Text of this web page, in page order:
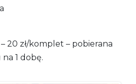
20 zł/komplet – pobierana
1 dobę.